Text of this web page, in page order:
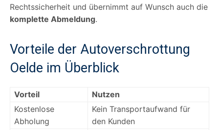
Rechtssicherheit und übernimmt auf Wunsch auch die
komplette Abmeldung.
Vorteile der Autoverschrottung
Oelde im Überblick
Vorteil
Nutzen
Kostenlose
Abholung
Kein Transportaufwand für
den Kunden